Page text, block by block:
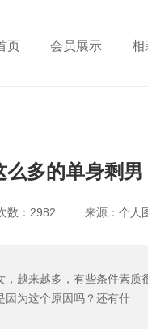
页 会员展示 相
多的单身剩男
数：2982 来源：个
，越来越多，有些条件素
因为这个原因吗？还有什